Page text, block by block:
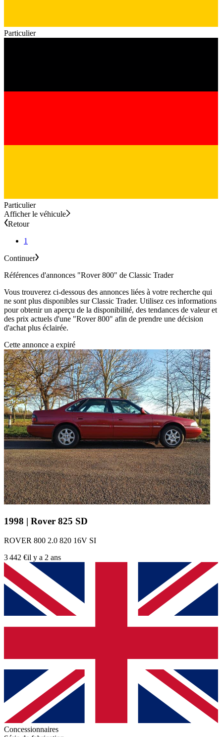
Particulier
Particulier
Afficher le véhicule
Retour
1
Continuer
Références d'annonces "Rover 800" de Classic Trader
Vous trouverez ci-dessous des annonces liées à votre recherche qui
ne sont plus disponibles sur Classic Trader. Utilisez ces informations
pour obtenir un aperçu de la disponibilité, des tendances de valeur et
des prix actuels d'une "Rover 800" afin de prendre une décision
d'achat plus éclairée.
Cette annonce a expiré
1998 | Rover 825 SD
ROVER 800 2.0 820 16V SI
3 442 €il y a 2 ans
Concessionnaires